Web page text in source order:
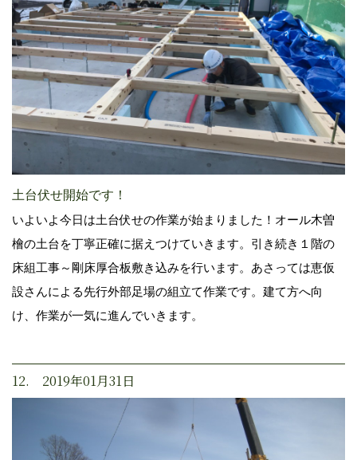
土台伏せ開始です！
いよいよ今日は土台伏せの作業が始まりました！オール木曽
檜の土台を丁寧正確に据えつけていきます。引き続き１階の
床組工事～剛床厚合板敷き込みを行います。あさっては恵仮
設さんによる先行外部足場の組立て作業です。建て方へ向
け、作業が一気に進んでいきます。
12. 2019年01月31日